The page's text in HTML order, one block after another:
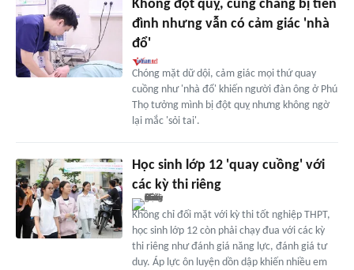
Không đột quỵ, cũng chẳng bị tiền
đình nhưng vẫn có cảm giác 'nhà
đổ'
Chóng mặt dữ dội, cảm giác mọi thứ quay
cuồng như 'nhà đổ' khiến người đàn ông ở Phú
Thọ tưởng mình bị đột quỵ nhưng không ngờ
lại mắc 'sỏi tai'.
Học sinh lớp 12 'quay cuồng' với
các kỳ thi riêng
Không chỉ đối mặt với kỳ thi tốt nghiệp THPT,
học sinh lớp 12 còn phải chạy đua với các kỳ
thi riêng như đánh giá năng lực, đánh giá tư
duy. Áp lực ôn luyện dồn dập khiến nhiều em